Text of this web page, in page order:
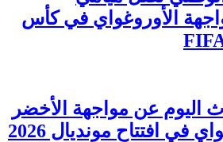
الأوروغواي في كأس
اليوم عن مواجهة الأخضر
في افتتاح مونديال 2026